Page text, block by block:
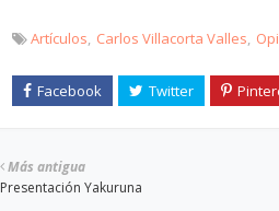
Artículos Carlos Villacorta Valles
Más antigua
Presentación Yakuruna